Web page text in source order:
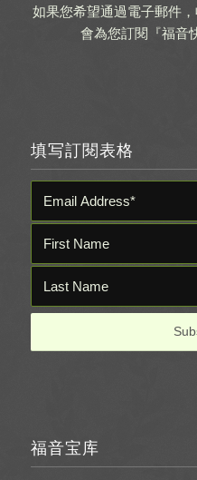
如果您希望通過電子郵件
會為您訂閱『福音
填写訂閱表格
福音宝库